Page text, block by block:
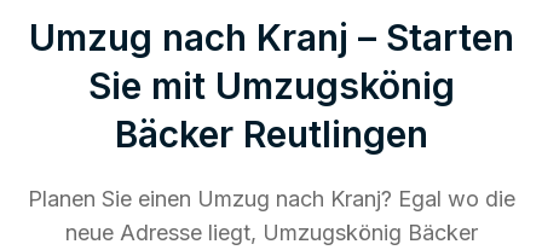
Umzug nach Kranj – Starten
Sie mit Umzugskönig
Bäcker Reutlingen
Planen Sie einen Umzug nach Kranj? Egal wo die
neue Adresse liegt, Umzugskönig Bäcker